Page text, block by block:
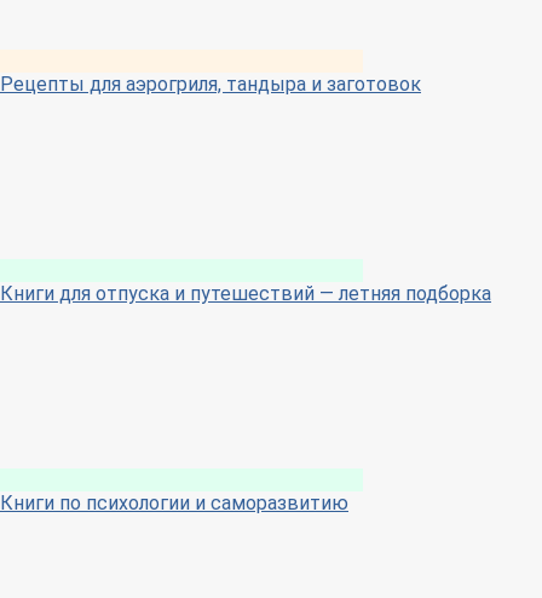
Рецепты для аэрогриля, тандыра и заготовок
Книги для отпуска и путешествий — летняя подборка
Книги по психологии и саморазвитию